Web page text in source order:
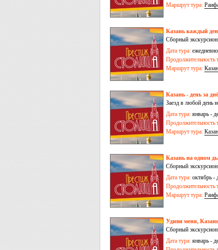
Маршрут тура:
Казань каждый
Сборный
Дата тура:
Продолжительность
Маршрут тура:
Казань - день за
Заезд в любой день
Дата тура: январь -
Продолжительность
Маршрут тура:
Казань на одном
Сборный
Дата тура: октябрь -
Продолжительность
Маршрут тура:
Удиви меня,
Сборный
Дата тура: январь -